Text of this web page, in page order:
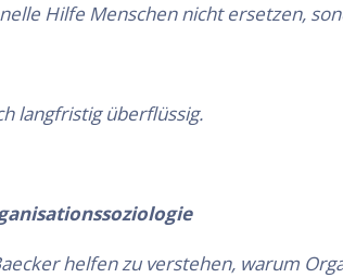
Hilfe Menschen nicht ersetzen,
langfristig überflüssig.
helfen zu verstehen, warum